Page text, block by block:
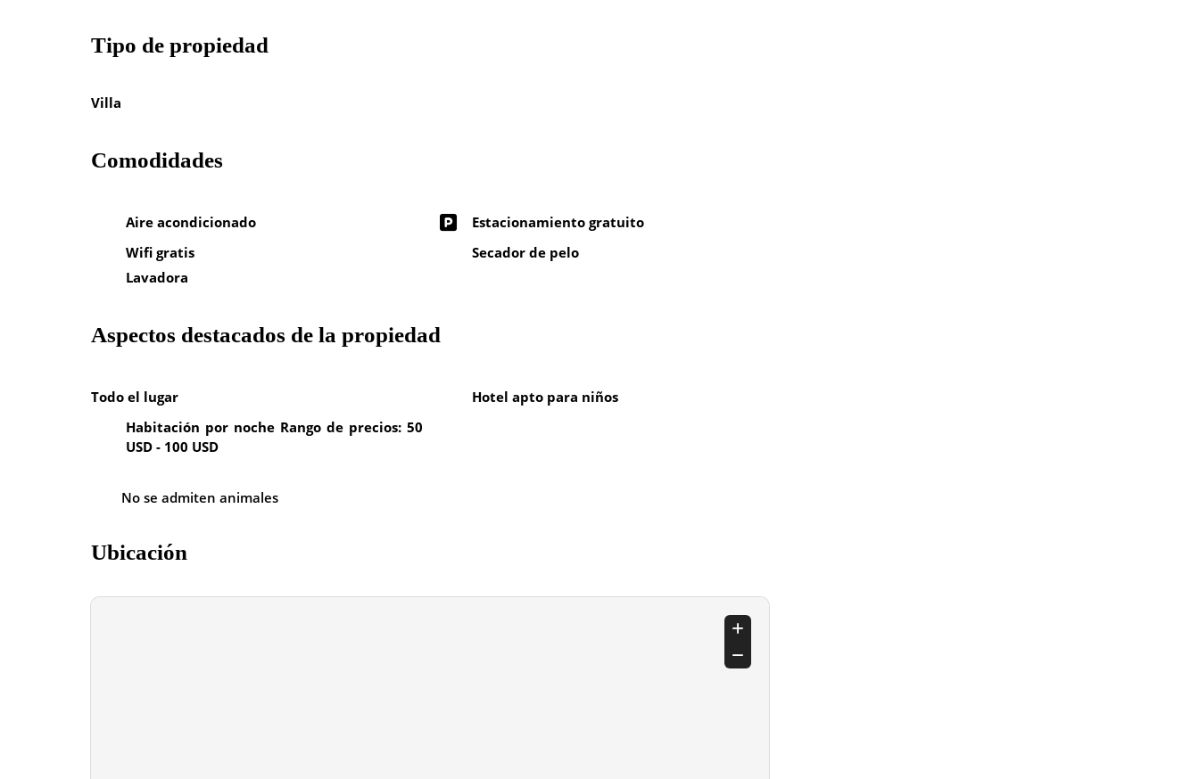
Tipo de propiedad
Villa
Comodidades
Aire acondicionado
Estacionamiento gratuito
Wifi gratis
Secador de pelo
Lavadora
Aspectos destacados de la propiedad
Todo el lugar
Hotel apto para niños
Habitación por noche Rango de precios: 50
USD - 100 USD
No se admiten animales
Ubicación